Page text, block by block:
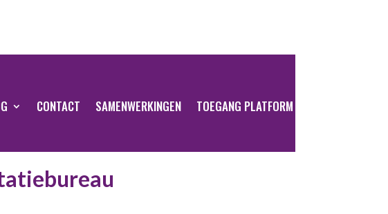
CONTACT SAMENWERKINGEN TOEGANG PLATFORM